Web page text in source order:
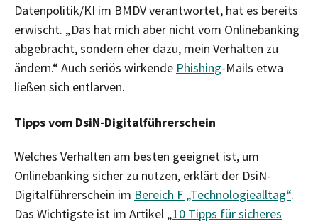
Datenpolitik/KI im BMDV verantwortet, hat es bereits
erwischt. „Das hat mich aber nicht vom Onlinebanking
abgebracht, sondern eher dazu, mein Verhalten zu
ändern.“ Auch seriös wirkende Phishing-Mails etwa
ließen sich entlarven.
Tipps vom DsiN-Digitalführerschein
Welches Verhalten am besten geeignet ist, um
Onlinebanking sicher zu nutzen, erklärt der DsiN-
Digitalführerschein im Bereich F „Technologiealltag“.
Das Wichtigste ist im Artikel „10 Tipps für sicheres